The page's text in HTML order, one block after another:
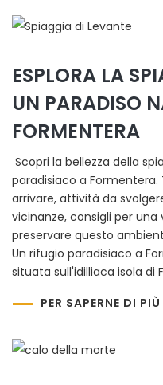
ESPLORA LA
UN PARADISO
FORMENTERA
Scopri la bellezza della
paradisiaco a
arrivare, attività da
vicinanze, consigli per
preservare questo
Un rifugio paradisiaco a
situata sull'idilliaca isola di
PER SAPERNE DI PIÙ